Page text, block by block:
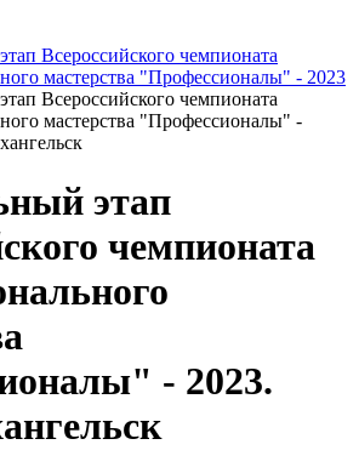
Всероссийского чемпионата
мастерства "Профессионалы" - 2023
Всероссийского чемпионата
мастерства "Профессионалы" -
этап
чемпионата
- 2023.